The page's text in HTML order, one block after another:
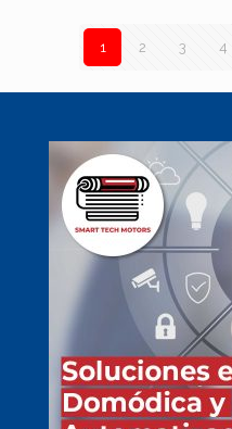
1 2 3 4